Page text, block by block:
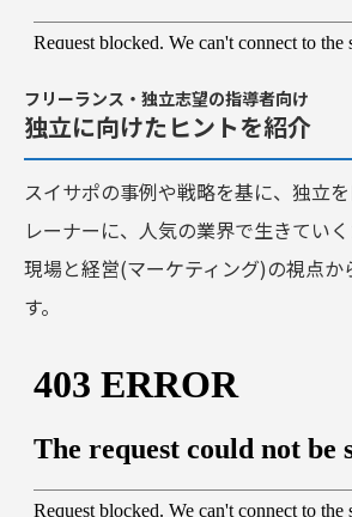
フリーランス・独立志望の指導者向け
独立に向けたヒントを紹介
スイサポの事例や戦略を基に、独立
レーナーに、人気の業界で生きていく
現場と経営(マーケティング)の視点か
す。